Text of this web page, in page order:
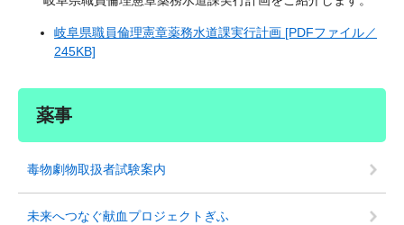
岐阜県職員倫理憲章薬務水道課実行計画 [PDFファイル／
245KB]
薬事
毒物劇物取扱者試験案内
未来へつなぐ献血プロジェクトぎふ